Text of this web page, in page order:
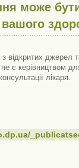
може
вашого
з відкритих
є керівництвом
лікаря.